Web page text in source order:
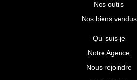
Nos outils
Nos biens vendus
Qui suis-je
Notre Agence
Nous rejoindre